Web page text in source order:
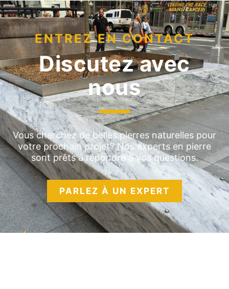
ENTREZ EN CONTACT
Discutez avec
nous
Vous cherchez de belles pierres naturelles pour
votre prochain projet? Nos experts en pierre
sont prêts à répondre à vos questions.
PARLEZ À UN EXPERT